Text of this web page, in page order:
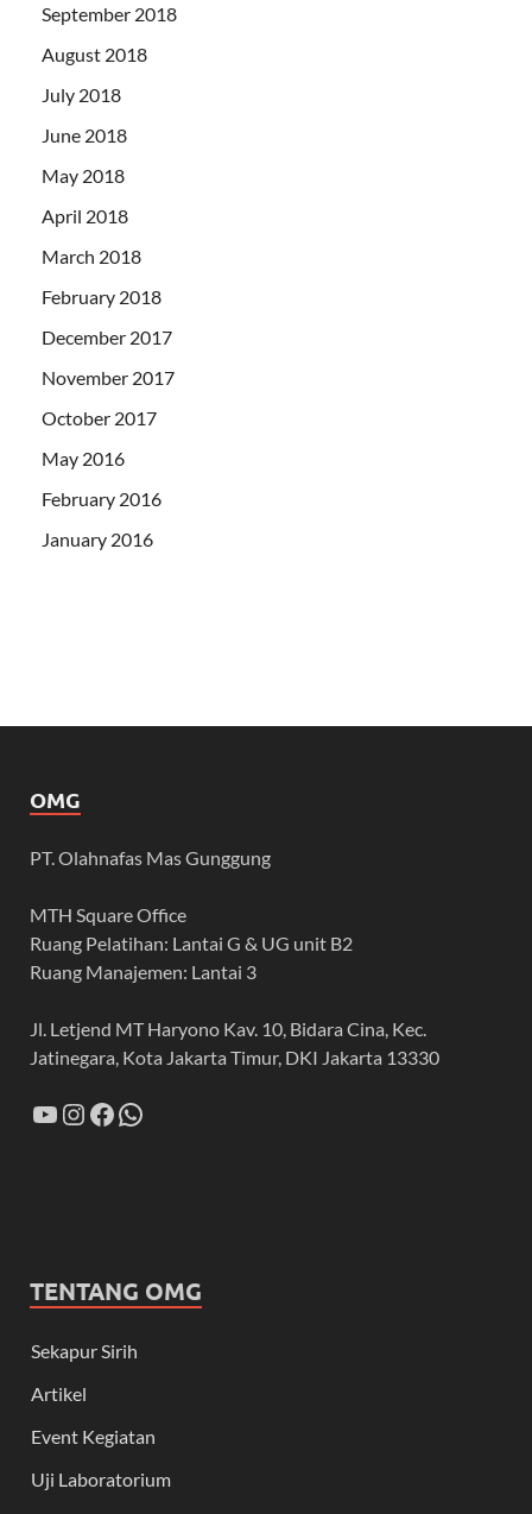
September 2018
August 2018
July 2018
June 2018
May 2018
April 2018
March 2018
February 2018
December 2017
November 2017
October 2017
May 2016
February 2016
January 2016
OMG
PT. Olahnafas Mas Gunggung
MTH Square Office
Ruang Pelatihan: Lantai G & UG unit B2
Ruang Manajemen: Lantai 3
Jl. Letjend MT Haryono Kav. 10, Bidara Cina, Kec.
Jatinegara, Kota Jakarta Timur, DKI Jakarta 13330
TENTANG OMG
Sekapur Sirih
Artikel
Event Kegiatan
Uji Laboratorium